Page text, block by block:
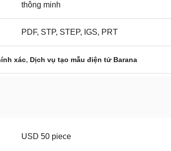
thông minh
PDF, STP, STEP, IGS, PRT
xác, Dịch vụ tạo mẫu điện tử Barana
USD 50 piece